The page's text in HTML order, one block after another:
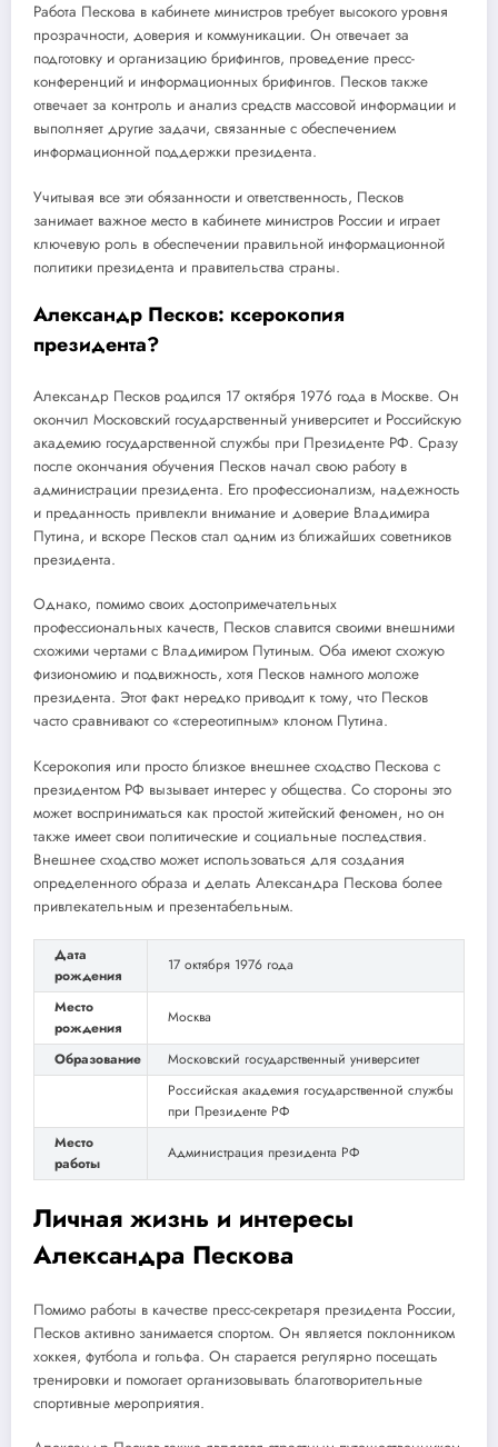
Работа Пескова в кабинете министров требует высокого уровня
прозрачности, доверия и коммуникации. Он отвечает за
подготовку и организацию брифингов, проведение пресс-
конференций и информационных брифингов. Песков также
отвечает за контроль и анализ средств массовой информации и
выполняет другие задачи, связанные с обеспечением
информационной поддержки президента.
Учитывая все эти обязанности и ответственность, Песков
занимает важное место в кабинете министров России и играет
ключевую роль в обеспечении правильной информационной
политики президента и правительства страны.
Александр Песков: ксерокопия
президента?
Александр Песков родился 17 октября 1976 года в Москве. Он
окончил Московский государственный университет и Российскую
академию государственной службы при Президенте РФ. Сразу
после окончания обучения Песков начал свою работу в
администрации президента. Его профессионализм, надежность
и преданность привлекли внимание и доверие Владимира
Путина, и вскоре Песков стал одним из ближайших советников
президента.
Однако, помимо своих достопримечательных
профессиональных качеств, Песков славится своими внешними
схожими чертами с Владимиром Путиным. Оба имеют схожую
физиономию и подвижность, хотя Песков намного моложе
президента. Этот факт нередко приводит к тому, что Песков
часто сравнивают со «стереотипным» клоном Путина.
Ксерокопия или просто близкое внешнее сходство Пескова с
президентом РФ вызывает интерес у общества. Со стороны это
может восприниматься как простой житейский феномен, но он
также имеет свои политические и социальные последствия.
Внешнее сходство может использоваться для создания
определенного образа и делать Александра Пескова более
привлекательным и презентабельным.
Дата
рождения
17 октября 1976 года
Место
рождения
Москва
Образование
Московский государственный университет
Российская академия государственной службы
при Президенте РФ
Место
работы
Администрация президента РФ
Личная жизнь и интересы
Александра Пескова
Помимо работы в качестве пресс-секретаря президента России,
Песков активно занимается спортом. Он является поклонником
хоккея, футбола и гольфа. Он старается регулярно посещать
тренировки и помогает организовывать благотворительные
спортивные мероприятия.